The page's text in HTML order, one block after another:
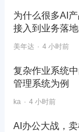
为什么很多AI
接入到业务落
美年达 4 小时前
复杂作业系统
管理系统为例
ka 4 小时前
AI办公大战，